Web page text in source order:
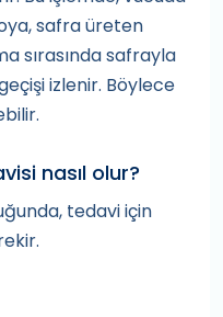
safra üreten
sırasında safrayla
izlenir. Böylece
nasıl olur?
tedavi için